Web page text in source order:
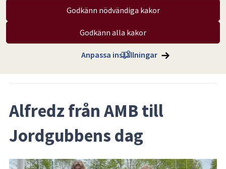
Godkänn nödvändiga kakor
Godkänn alla kakor
Anpassa inställningar
Jordgubbens dag Nyhetsarkiv Jordgubbens dag
Alfredz från AMB till
Jordgubbens dag